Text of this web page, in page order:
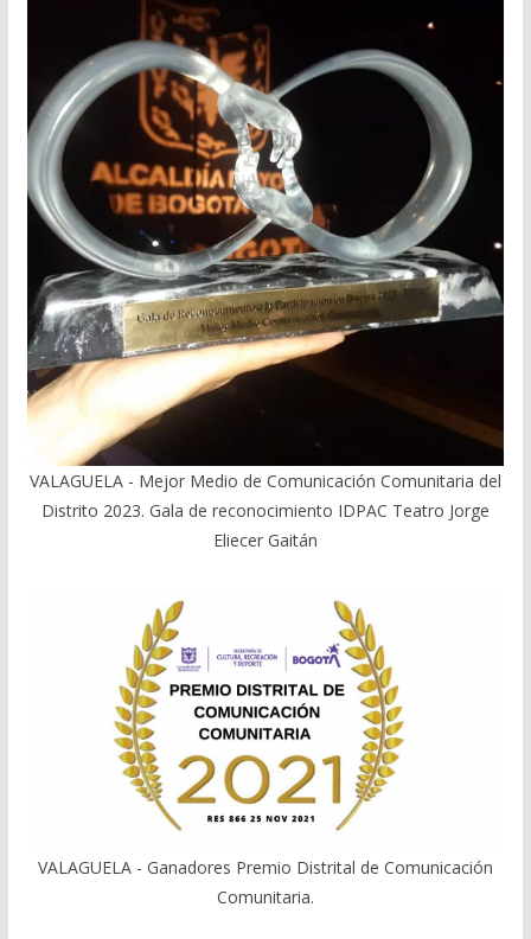
VALAGUELA - Mejor Medio de Comunicación Comunitaria del
Distrito 2023. Gala de reconocimiento IDPAC Teatro Jorge
Eliecer Gaitán
VALAGUELA - Ganadores Premio Distrital de Comunicación
Comunitaria.